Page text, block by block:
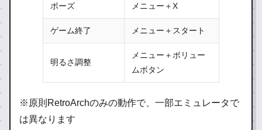
ポーズ メニュー＋X
ゲーム終了 メニュー＋スタート
明るさ調整
メニュー＋ボリュー
ムボタン
※原則RetroArchのみの動作で、一部エミュレータで
は異なります